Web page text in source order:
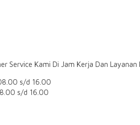
Service Kami Di Jam Kerja Dan Layanan
s/d 16.00
s/d 16.00